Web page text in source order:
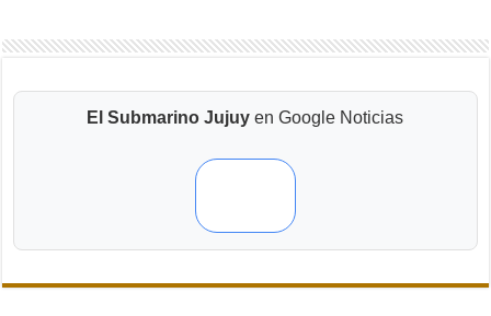
El Submarino Jujuy en Google Noticias